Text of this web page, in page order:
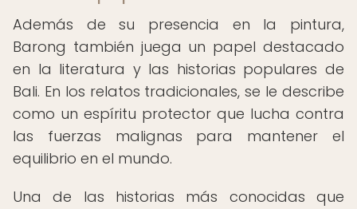
Además de su presencia en la pintura,
Barong también juega un papel destacado
en la literatura y las historias populares de
Bali. En los relatos tradicionales, se le describe
como un espíritu protector que lucha contra
las fuerzas malignas para mantener el
equilibrio en el mundo.
Una de las historias más conocidas que